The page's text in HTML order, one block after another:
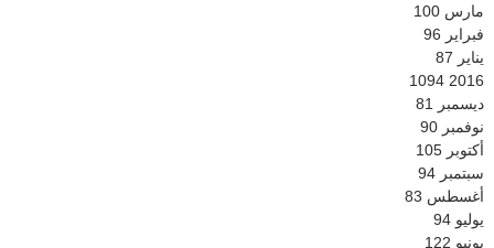
مارس 100
فبراير 96
يناير 87
2016
1094
ديسمبر
81
نوفمبر 90
أكتوبر 105
سبتمبر 94
أغسطس 83
يوليو 94
يونيو 122